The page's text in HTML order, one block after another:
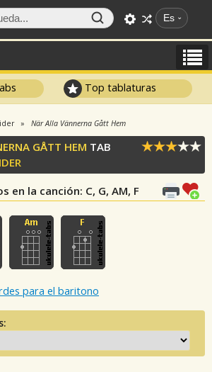
Es
Top tablaturas
När Alla Vännerna Gått Hem
GÅTT HEM TAB
en la canción: C, G, AM, F
para el baritono